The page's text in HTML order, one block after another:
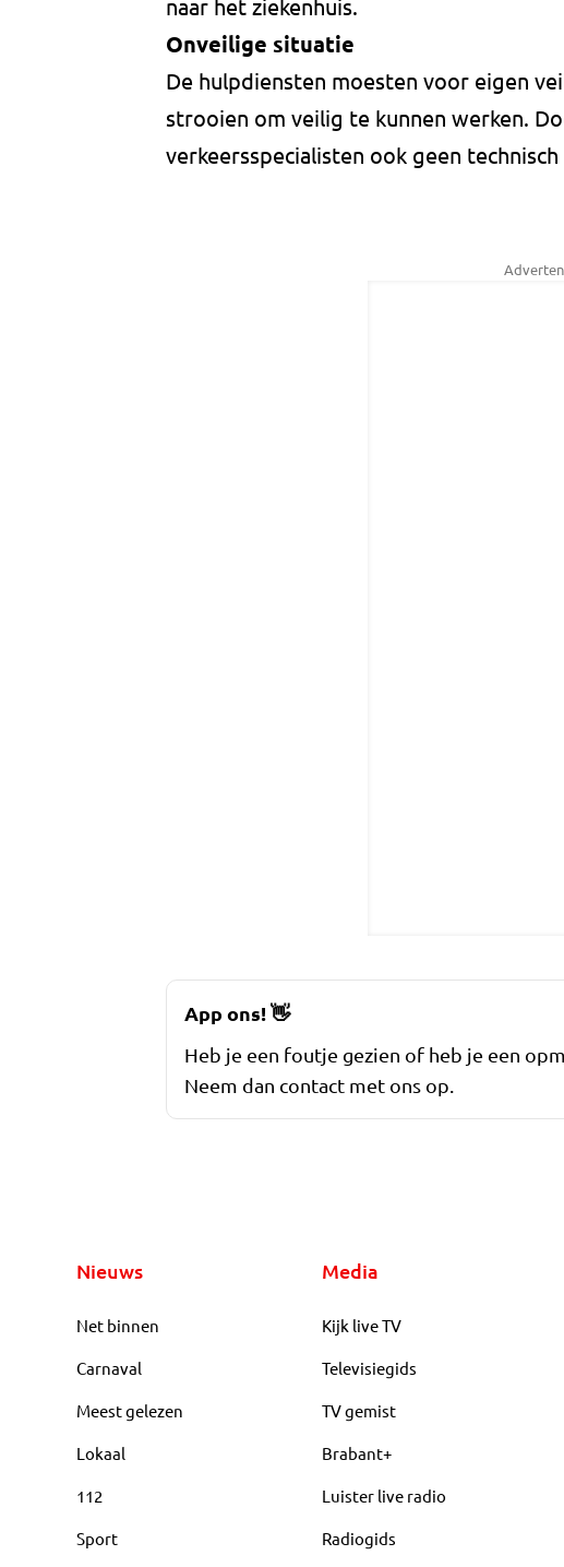
naar het ziekenhuis.
Onveilige situatie
De hulpdiensten moesten voor eigen
strooien om veilig te kunnen werken.
verkeersspecialisten ook geen
App ons!👋
Heb je een foutje gezien of heb je een
Neem dan contact met ons op.
Nieuws
Net binnen
Carnaval
Meest gelezen
Lokaal
112
Sport
Media
Kijk live TV
Televisiegids
TV gemist
Brabant+
Luister live radio
Radiogids